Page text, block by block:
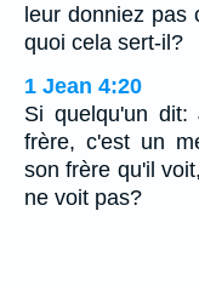
leur donniez pas
quoi cela sert-il?
1 Jean 4:20
Si quelqu'un
frère, c'est un
son frère qu'il
ne voit pas?